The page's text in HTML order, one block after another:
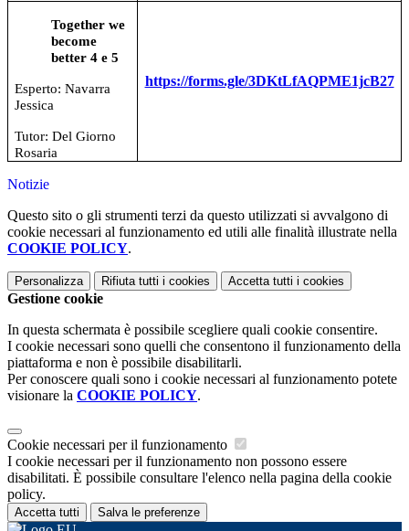
Together we
become
better 4 e 5
Esperto: Navarra
Jessica
Tutor: Del Giorno
Rosaria
https://forms.gle/3DKtLfAQPME1jcB27
Notizie
Questo sito o gli strumenti terzi da questo utilizzati si avvalgono di
cookie necessari al funzionamento ed utili alle finalità illustrate nella
COOKIE POLICY.
Personalizza Rifiuta tutti i cookies Accetta tutti i cookies
Gestione cookie
In questa schermata è possibile scegliere quali cookie consentire.
I cookie necessari sono quelli che consentono il funzionamento della
piattaforma e non è possibile disabilitarli.
Per conoscere quali sono i cookie necessari al funzionamento potete
visionare la COOKIE POLICY.
Cookie necessari per il funzionamento
I cookie necessari per il funzionamento non possono essere
disabilitati. È possibile consultare l'elenco nella pagina della cookie
policy.
Accetta tutti Salva le preferenze